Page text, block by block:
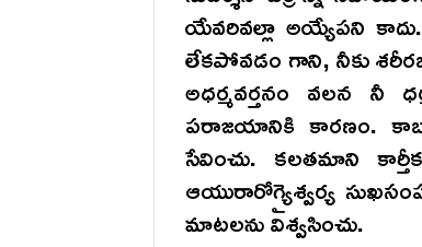
యేవరివల్లా అయ్యేపని
లేకపోవడం గాని, నీకు
అధర్మవర్తనం వలన
పరాజయానికి కారణం.
సేవించు. కలతమాని
ఆయురారోగ్యైశ్వర్య
మాటలను విశ్వసించు.